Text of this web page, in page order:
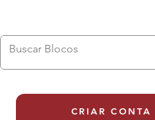
CRIAR CONTA